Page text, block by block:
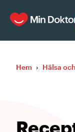
Hem › Hälsa